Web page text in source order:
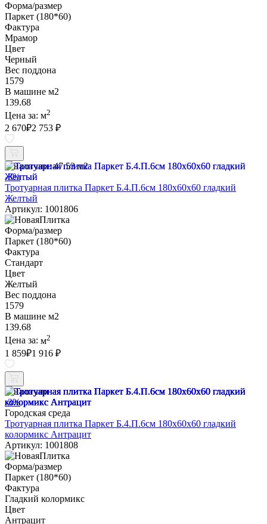
Форма/размер
Паркет (180*60)
Фактура
Мрамор
Цвет
Черный
Вес поддона
1579
В машине м2
139.68
Цена за: м2
2 670₽2 753 ₽
В наличии: 47.53 м2
-3%
Тротуарная плитка Паркет Б.4.П.6см 180х60х60 гладкий
Желтый
Артикул: 1001806
Форма/размер
Паркет (180*60)
Фактура
Стандарт
Цвет
Желтый
Вес поддона
1579
В машине м2
139.68
Цена за: м2
1 859₽1 916 ₽
В наличии
-3%
Городская среда
Тротуарная плитка Паркет Б.4.П.6см 180х60х60 гладкий
колормикс Антрацит
Артикул: 1001808
Форма/размер
Паркет (180*60)
Фактура
Гладкий колормикс
Цвет
Антрацит